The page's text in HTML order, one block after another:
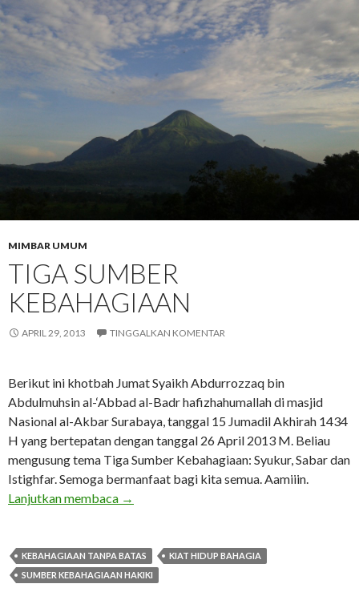
MIMBAR UMUM
TIGA SUMBER
KEBAHAGIAAN
APRIL 29, 2013 TINGGALKAN KOMENTAR
Berikut ini khotbah Jumat Syaikh Abdurrozzaq bin
Abdulmuhsin al-‘Abbad al-Badr hafizhahumallah di masjid
Nasional al-Akbar Surabaya, tanggal 15 Jumadil Akhirah 1434
H yang bertepatan dengan tanggal 26 April 2013 M. Beliau
mengusung tema Tiga Sumber Kebahagiaan: Syukur, Sabar dan
Istighfar. Semoga bermanfaat bagi kita semua. Aamiiin.
Lanjutkan membaca TIGA SUMBER KEBAHAGIAAN
→
KEBAHAGIAAN TANPA BATAS
KIAT HIDUP BAHAGIA
SUMBER KEBAHAGIAAN HAKIKI